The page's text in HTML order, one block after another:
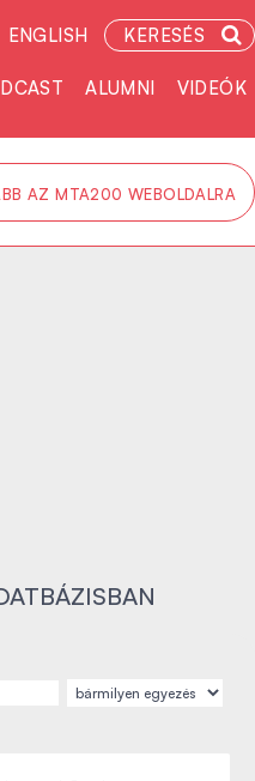
ENGLISH KERESÉS
ALUMNI VIDEÓK
AZ MTA200 WEBOLDALRA